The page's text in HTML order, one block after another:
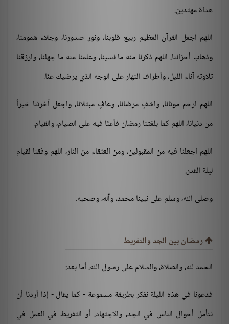
هداة مهتدين.
اللهم اجعل القرآن العظيم ربيع قلوبنا، ونور صدورنا، وجلاء همومنا،
وذهاب أحزاننا، اللهم ذكرنا منه ما نسينا، وعلمنا منه ما جهلنا، وارزقنا
تلاوته آناء الليل، وأطراف النهار على الوجه الذي يرضيك عنّا.
اللهم ارحم موتانا، واشفِ مرضانا، وعافِ مبتلانا، واجعل آخرتنا خيراً
من دنيانا، اللهم كما بلغتنا رمضان فأعنّا فيه على الصيام، والقيام.
اللهم اجعلنا فيه من المقبولين، ومن العتقاء من النار، اللهم وفقنا لقيام
ليلة القدر.
وصلى الله، وسلم على نبينا محمد، وآله، وصحبه.
رمضان بين الجد والتفريط
الحمد لله، والصلاة، والسلام على رسول الله، أما بعد:
فدعونا في هذه الليلة نفكر بطريقة مسموعة - كما يقال - إذا أردنا أن
نتأمل أحوال الناس في الجد، والاجتهاد، أو التفريط في العمل في